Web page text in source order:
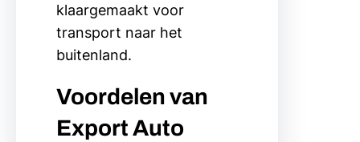
klaargemaakt voor
transport naar het
buitenland.
Voordelen van
Export Auto